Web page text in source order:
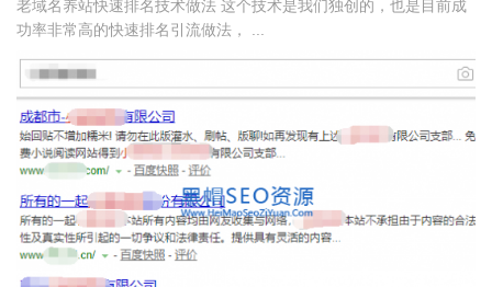
老域名养站快速排名技术做法 这个技术是我们独创的，也是目前成
功率非常高的快速排名引流做法， ...